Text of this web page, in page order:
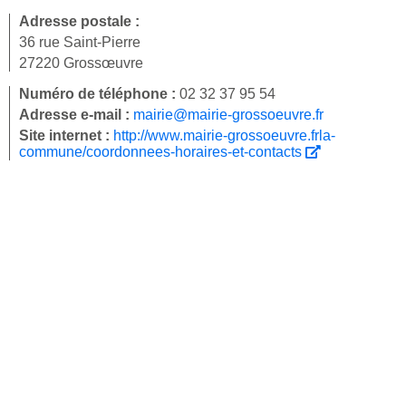
Adresse postale :
36 rue Saint-Pierre
27220 Grossœuvre
Numéro de téléphone : 02 32 37 95 54
Adresse e-mail : mairie@mairie-grossoeuvre.fr
Site internet : http://www.mairie-grossoeuvre.frla-
commune/coordonnees-horaires-et-contacts